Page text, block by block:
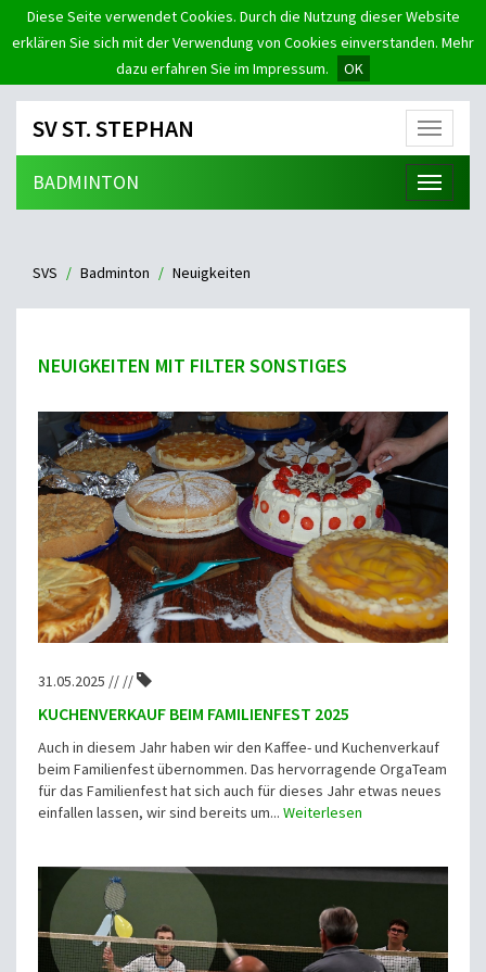
Diese Seite verwendet Cookies. Durch die Nutzung dieser Website
erklären Sie sich mit der Verwendung von Cookies einverstanden. Mehr
dazu erfahren Sie im Impressum.
OK
Menü
SV ST. STEPHAN
Menü
BADMINTON
SVS Badminton Neuigkeiten
NEUIGKEITEN MIT FILTER SONSTIGES
31.05.2025 // //
KUCHENVERKAUF BEIM FAMILIENFEST 2025
Auch in diesem Jahr haben wir den Kaffee- und Kuchenverkauf
beim Familienfest übernommen. Das hervorragende OrgaTeam
für das Familienfest hat sich auch für dieses Jahr etwas neues
einfallen lassen, wir sind bereits um... Weiterlesen